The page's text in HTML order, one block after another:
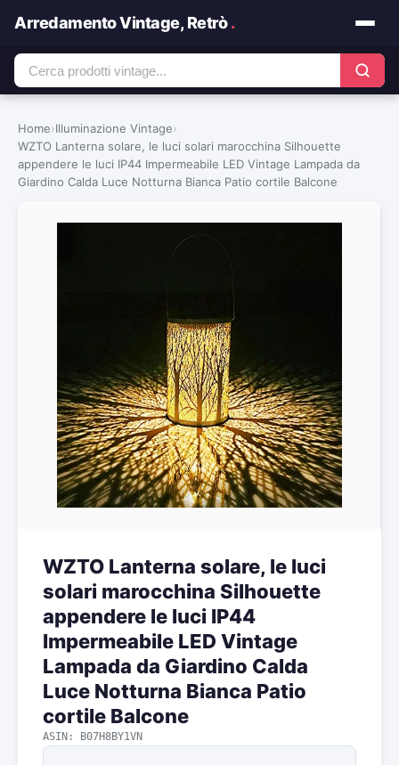
Arredamento Vintage, Retrò.
Home›Illuminazione Vintage›
WZTO Lanterna solare, le luci solari marocchina Silhouette
appendere le luci IP44 Impermeabile LED Vintage Lampada da
Giardino Calda Luce Notturna Bianca Patio cortile Balcone
WZTO Lanterna solare, le luci
solari marocchina Silhouette
appendere le luci IP44
Impermeabile LED Vintage
Lampada da Giardino Calda
Luce Notturna Bianca Patio
cortile Balcone
ASIN: B07H8BY1VN